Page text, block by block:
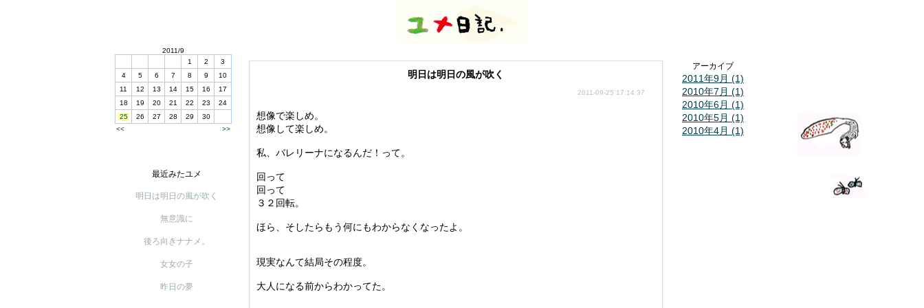
2011/9
1
2
3
4
5 6 7 8 9
10
11
12 13 14 15 16
17
18
19 20 21 22 23
24
25
26 27 28 29
30
<<
>>
最近みたユメ
明日は明日の風が吹く
無意識に
後ろ向きナナメ。
女女の子
昨日の夢
明日は明日の風が吹く
2011-09-25 17:14:37
想像で楽しめ。
想像して楽しめ。
私、バレリーナになるんだ！って。
回って
回って
３２回転。
ほら、そしたらもう何にもわからなくなったよ。
現実なんて結局その程度。
大人になる前からわかってた。
アーカイブ
2011年9月 (1)
2010年7月 (1)
2010年6月 (1)
2010年5月 (1)
2010年4月 (1)